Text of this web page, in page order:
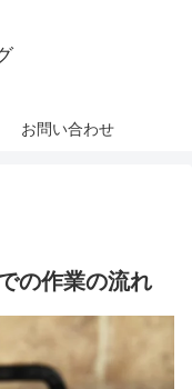
お問い合わせ
の作業の流れ